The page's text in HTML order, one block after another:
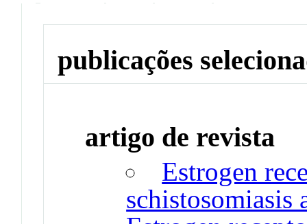
publicações
artigo de revista
Estrogen
schistosomiasis